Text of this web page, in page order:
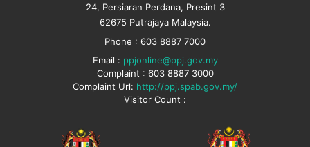
24, Persiaran Perdana, Presint 3
62675 Putrajaya Malaysia.
Phone : 603 8887 7000
Email : ppjonline@ppj.gov.my
Complaint : 603 8887 3000
Complaint Url: http://ppj.spab.gov.my/
Visitor Count :